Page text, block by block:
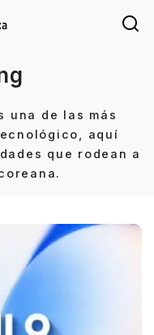
una de las más
aquí
que rodean a